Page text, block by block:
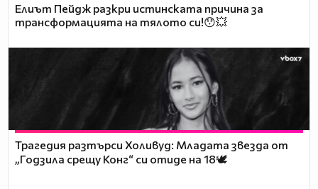
Елиът Пейдж разкри истинската причина за
трансформацията на тялото си!😯💥
Трагедия разтърси Холивуд: Младата звезда от
„Годзила срещу Конг“ си отиде на 18🕊️